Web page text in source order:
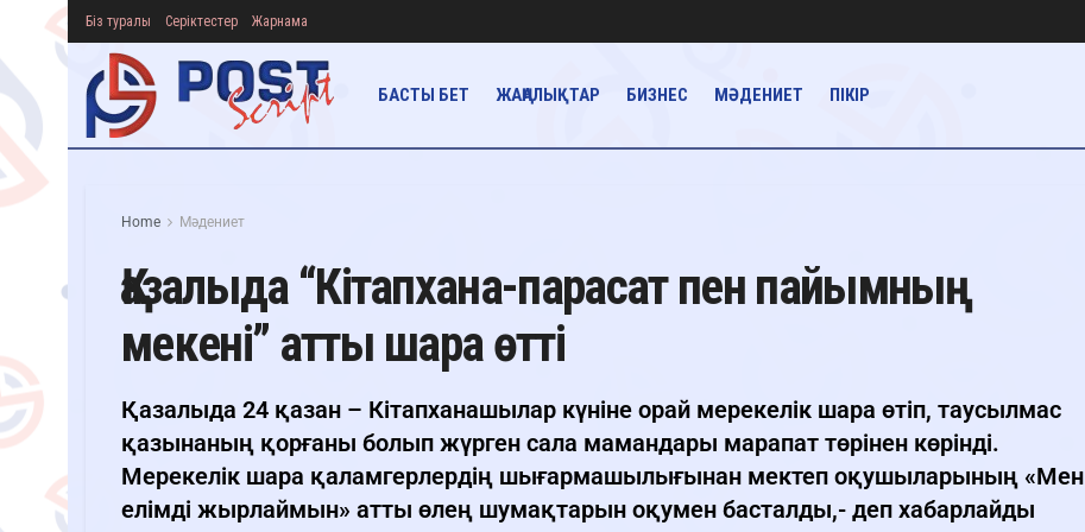
Біз туралы Серіктестер Жарнама
БАСТЫ БЕТ ЖАҢАЛЫҚТАР БИЗНЕС МӘДЕНИЕТ ПІКІР
Home Мәдениет
Қазалыда “Кітапхана-парасат пен пайымның
мекені” атты шара өтті
Қазалыда 24 қазан – Кітапханашылар күніне орай мерекелік шара өтіп, таусылмас
қазынаның қорғаны болып жүрген сала мамандары марапат төрінен көрінді.
Мерекелік шара қаламгерлердің шығармашылығынан мектеп оқушыларының «Мен
елімді жырлаймын» атты өлең шумақтарын оқумен басталды,- деп хабарлайды